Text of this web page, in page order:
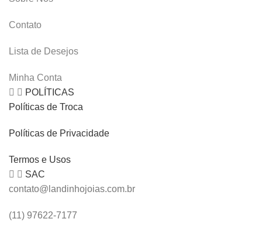
Contato
Lista de Desejos
Minha Conta
POLÍTICAS
Políticas de Troca
Políticas de Privacidade
Termos e Usos
SAC
contato@landinhojoias.com.br
(11) 97622-7177